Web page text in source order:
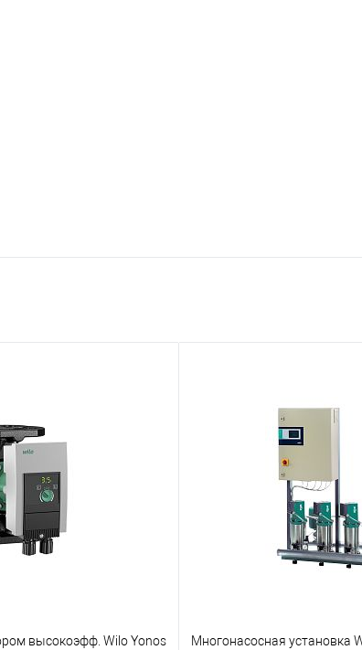
высокоэфф. Wilo Yonos
Многонасосная установка